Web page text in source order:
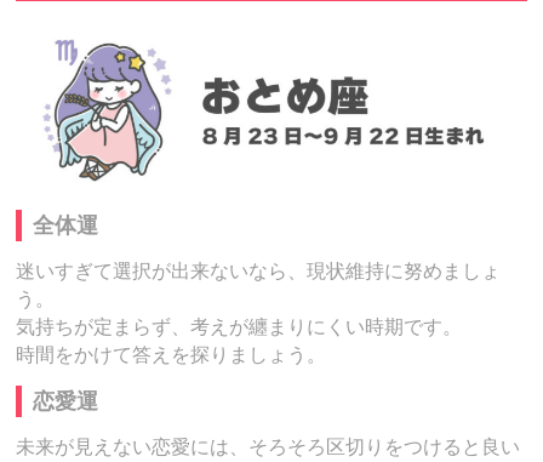
全体運
迷いすぎて選択が出来ないなら、現状維持に努めましょ
う。
気持ちが定まらず、考えが纏まりにくい時期です。
時間をかけて答えを探りましょう。
恋愛運
未来が見えない恋愛には、そろそろ区切りをつけると良い